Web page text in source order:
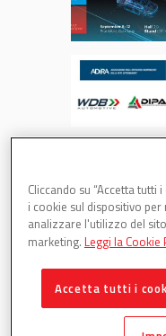
Partsweb è una
Cliccando su “Accetta
i cookie sul dispositivo
analizzare l'utilizzo del
marketing. Leggi la Cookie
Accetta tutti i